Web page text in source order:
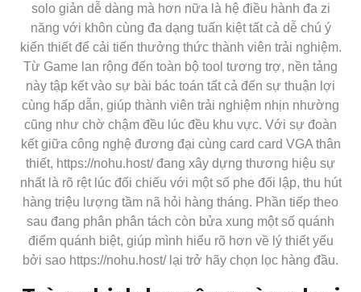
solo giản dễ dàng mà hơn nữa là hệ điều hành đa zi
năng với khôn cùng đa dạng tuấn kiệt tất cả dễ chú ý
kiến thiết để cải tiến thưởng thức thành viên trải nghiệm.
Từ Game lan rộng đến toàn bộ tool tương trợ, nền tảng
này tập kết vào sự bài bác toán tất cả đến sự thuận lợi
cùng hấp dẫn, giúp thành viên trải nghiệm nhịn nhường
cũng như chờ chậm đều lúc đều khu vực. Với sự đoàn
kết giữa công nghệ đương đại cùng card card VGA thân
thiết, https://nohu.host/ đang xây dựng thương hiệu sự
nhất là rõ rệt lúc đối chiếu với một số phe đối lập, thu hút
hàng triệu lượng tầm nã hỏi hàng tháng. Phần tiếp theo
sau đang phân phân tách còn bửa xung một số quánh
điểm quánh biệt, giúp mình hiểu rõ hơn về lý thiết yếu
bởi sao https://nohu.host/ lại trở hãy chọn lọc hàng đầu.